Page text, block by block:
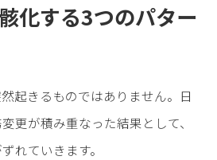
化する3つのパター
起きるものではありません。日
更が積み重なった結果として、
れていきます。